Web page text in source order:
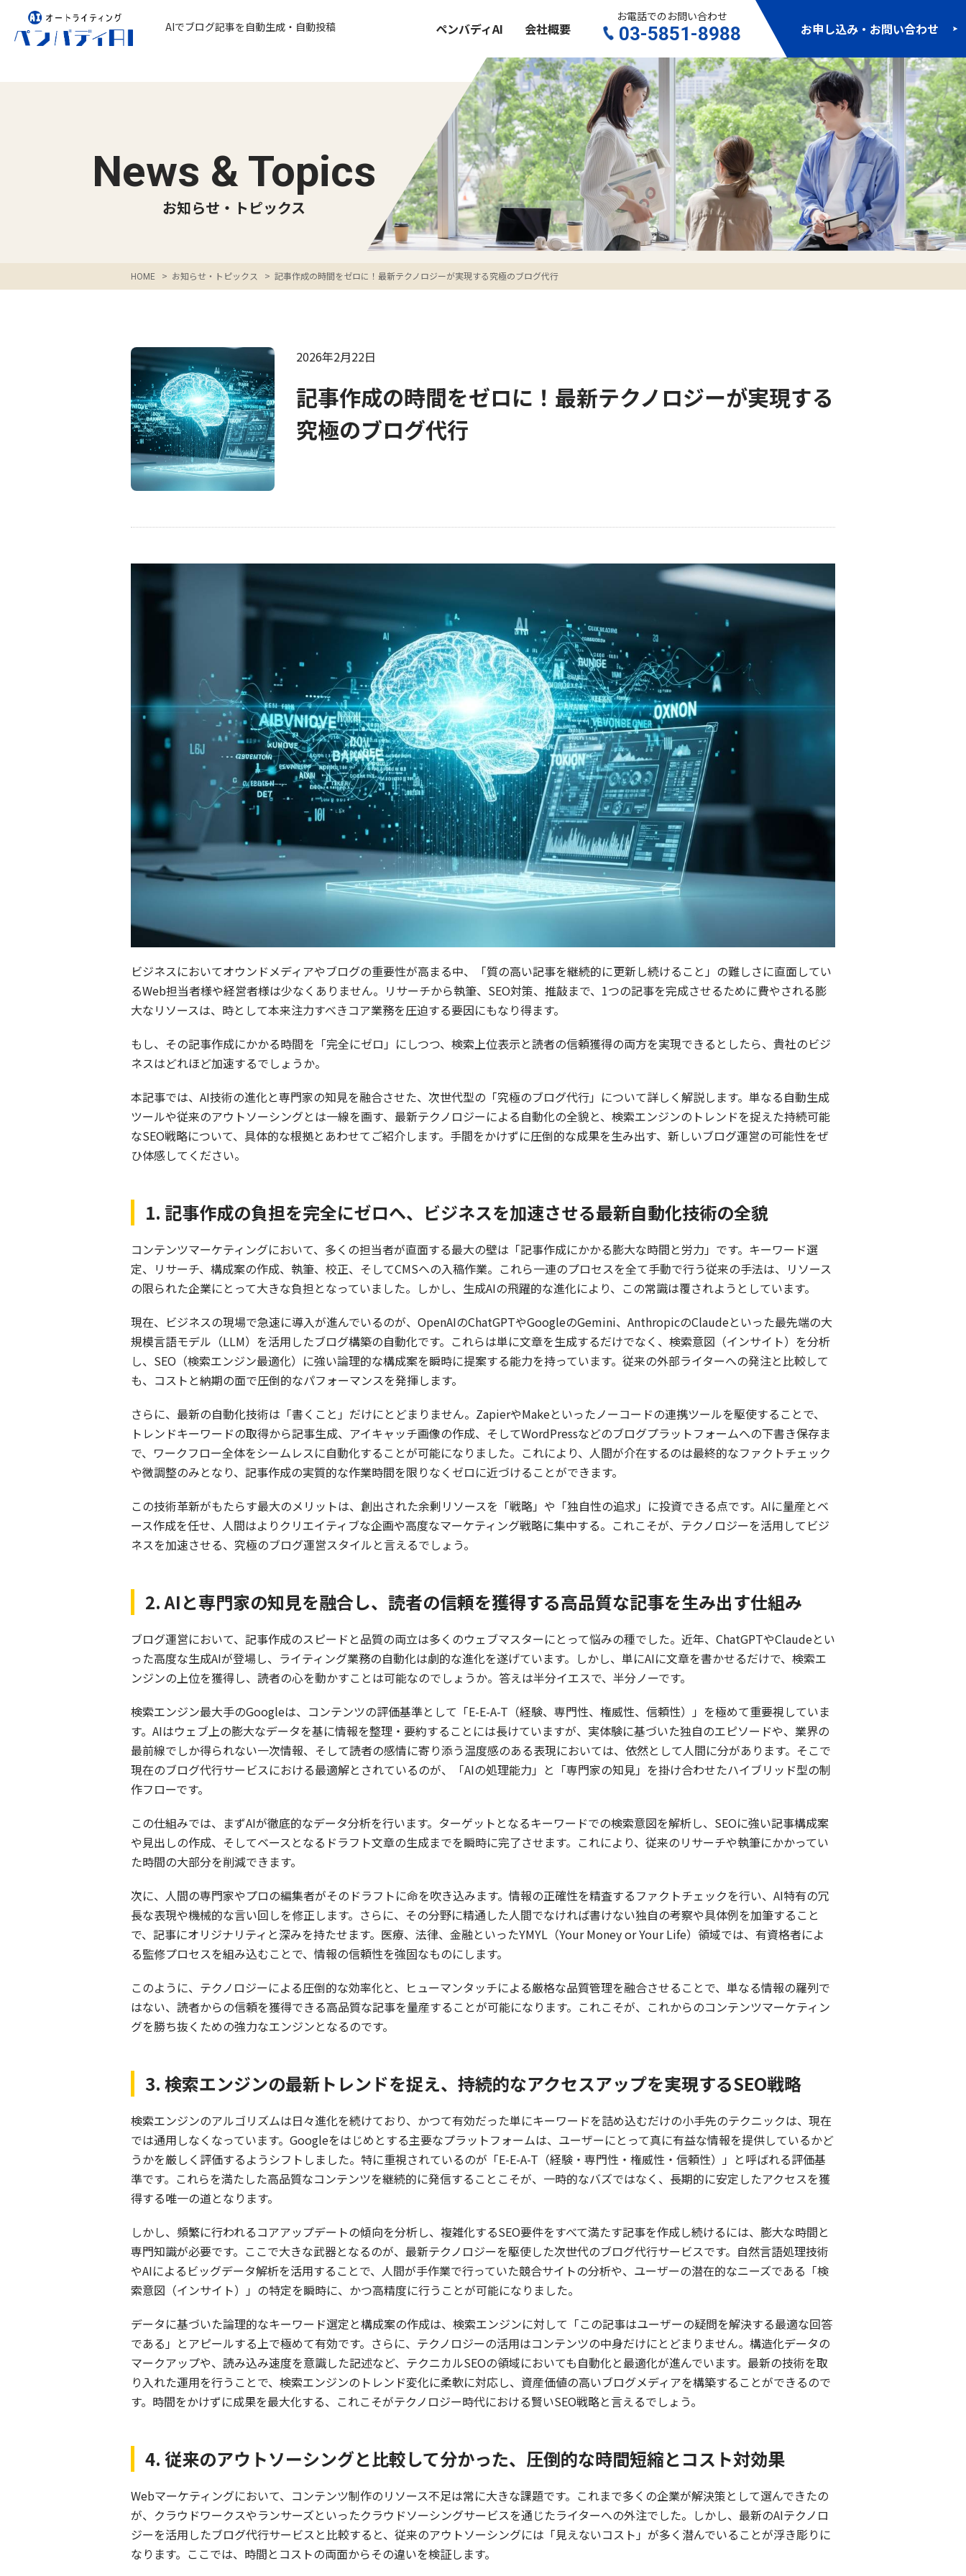
AIでブログ記事を自動生成・自動投稿 ペンバディAI 会社概要
お電話でのお問い合わせ
03-5851-8988 お申し込み・お問い合わせ
News & Topics
お知らせ・トピックス
HOME > お知らせ・トピックス > 記事作成の時間をゼロに！最新テクノロジーが実現する究極のブログ代行
2026年2月22日
記事作成の時間をゼロに！最新テクノロジーが実現する
究極のブログ代行
ビジネスにおいてオウンドメディアやブログの重要性が高まる中、「質の高い記事を継続的に更新し続けること」の難しさに直面してい
るWeb担当者様や経営者様は少なくありません。リサーチから執筆、SEO対策、推敲まで、1つの記事を完成させるために費やされる膨
大なリソースは、時として本来注力すべきコア業務を圧迫する要因にもなり得ます。
もし、その記事作成にかかる時間を「完全にゼロ」にしつつ、検索上位表示と読者の信頼獲得の両方を実現できるとしたら、貴社のビジ
ネスはどれほど加速するでしょうか。
本記事では、AI技術の進化と専門家の知見を融合させた、次世代型の「究極のブログ代行」について詳しく解説します。単なる自動生成
ツールや従来のアウトソーシングとは一線を画す、最新テクノロジーによる自動化の全貌と、検索エンジンのトレンドを捉えた持続可能
なSEO戦略について、具体的な根拠とあわせてご紹介します。手間をかけずに圧倒的な成果を生み出す、新しいブログ運営の可能性をぜ
ひ体感してください。
1. 記事作成の負担を完全にゼロへ、ビジネスを加速させる最新自動化技術の全貌
コンテンツマーケティングにおいて、多くの担当者が直面する最大の壁は「記事作成にかかる膨大な時間と労力」です。キーワード選
定、リサーチ、構成案の作成、執筆、校正、そしてCMSへの入稿作業。これら一連のプロセスを全て手動で行う従来の手法は、リソース
の限られた企業にとって大きな負担となっていました。しかし、生成AIの飛躍的な進化により、この常識は覆されようとしています。
現在、ビジネスの現場で急速に導入が進んでいるのが、OpenAIのChatGPTやGoogleのGemini、AnthropicのClaudeといった最先端の大
規模言語モデル（LLM）を活用したブログ構築の自動化です。これらは単に文章を生成するだけでなく、検索意図（インサイト）を分析
し、SEO（検索エンジン最適化）に強い論理的な構成案を瞬時に提案する能力を持っています。従来の外部ライターへの発注と比較して
も、コストと納期の面で圧倒的なパフォーマンスを発揮します。
さらに、最新の自動化技術は「書くこと」だけにとどまりません。ZapierやMakeといったノーコードの連携ツールを駆使することで、
トレンドキーワードの取得から記事生成、アイキャッチ画像の作成、そしてWordPressなどのブログプラットフォームへの下書き保存ま
で、ワークフロー全体をシームレスに自動化することが可能になりました。これにより、人間が介在するのは最終的なファクトチェック
や微調整のみとなり、記事作成の実質的な作業時間を限りなくゼロに近づけることができます。
この技術革新がもたらす最大のメリットは、創出された余剰リソースを「戦略」や「独自性の追求」に投資できる点です。AIに量産とベ
ース作成を任せ、人間はよりクリエイティブな企画や高度なマーケティング戦略に集中する。これこそが、テクノロジーを活用してビジ
ネスを加速させる、究極のブログ運営スタイルと言えるでしょう。
2. AIと専門家の知見を融合し、読者の信頼を獲得する高品質な記事を生み出す仕組み
ブログ運営において、記事作成のスピードと品質の両立は多くのウェブマスターにとって悩みの種でした。近年、ChatGPTやClaudeとい
った高度な生成AIが登場し、ライティング業務の自動化は劇的な進化を遂げています。しかし、単にAIに文章を書かせるだけで、検索エ
ンジンの上位を獲得し、読者の心を動かすことは可能なのでしょうか。答えは半分イエスで、半分ノーです。
検索エンジン最大手のGoogleは、コンテンツの評価基準として「E-E-A-T（経験、専門性、権威性、信頼性）」を極めて重要視していま
す。AIはウェブ上の膨大なデータを基に情報を整理・要約することには長けていますが、実体験に基づいた独自のエピソードや、業界の
最前線でしか得られない一次情報、そして読者の感情に寄り添う温度感のある表現においては、依然として人間に分があります。そこで
現在のブログ代行サービスにおける最適解とされているのが、「AIの処理能力」と「専門家の知見」を掛け合わせたハイブリッド型の制
作フローです。
この仕組みでは、まずAIが徹底的なデータ分析を行います。ターゲットとなるキーワードでの検索意図を解析し、SEOに強い記事構成案
や見出しの作成、そしてベースとなるドラフト文章の生成までを瞬時に完了させます。これにより、従来のリサーチや執筆にかかってい
た時間の大部分を削減できます。
次に、人間の専門家やプロの編集者がそのドラフトに命を吹き込みます。情報の正確性を精査するファクトチェックを行い、AI特有の冗
長な表現や機械的な言い回しを修正します。さらに、その分野に精通した人間でなければ書けない独自の考察や具体例を加筆すること
で、記事にオリジナリティと深みを持たせます。医療、法律、金融といったYMYL（Your Money or Your Life）領域では、有資格者によ
る監修プロセスを組み込むことで、情報の信頼性を強固なものにします。
このように、テクノロジーによる圧倒的な効率化と、ヒューマンタッチによる厳格な品質管理を融合させることで、単なる情報の羅列で
はない、読者からの信頼を獲得できる高品質な記事を量産することが可能になります。これこそが、これからのコンテンツマーケティン
グを勝ち抜くための強力なエンジンとなるのです。
3. 検索エンジンの最新トレンドを捉え、持続的なアクセスアップを実現するSEO戦略
検索エンジンのアルゴリズムは日々進化を続けており、かつて有効だった単にキーワードを詰め込むだけの小手先のテクニックは、現在
では通用しなくなっています。Googleをはじめとする主要なプラットフォームは、ユーザーにとって真に有益な情報を提供しているかど
うかを厳しく評価するようシフトしました。特に重視されているのが「E-E-A-T（経験・専門性・権威性・信頼性）」と呼ばれる評価基
準です。これらを満たした高品質なコンテンツを継続的に発信することこそが、一時的なバズではなく、長期的に安定したアクセスを獲
得する唯一の道となります。
しかし、頻繁に行われるコアアップデートの傾向を分析し、複雑化するSEO要件をすべて満たす記事を作成し続けるには、膨大な時間と
専門知識が必要です。ここで大きな武器となるのが、最新テクノロジーを駆使した次世代のブログ代行サービスです。自然言語処理技術
やAIによるビッグデータ解析を活用することで、人間が手作業で行っていた競合サイトの分析や、ユーザーの潜在的なニーズである「検
索意図（インサイト）」の特定を瞬時に、かつ高精度に行うことが可能になりました。
データに基づいた論理的なキーワード選定と構成案の作成は、検索エンジンに対して「この記事はユーザーの疑問を解決する最適な回答
である」とアピールする上で極めて有効です。さらに、テクノロジーの活用はコンテンツの中身だけにとどまりません。構造化データの
マークアップや、読み込み速度を意識した記述など、テクニカルSEOの領域においても自動化と最適化が進んでいます。最新の技術を取
り入れた運用を行うことで、検索エンジンのトレンド変化に柔軟に対応し、資産価値の高いブログメディアを構築することができるので
す。時間をかけずに成果を最大化する、これこそがテクノロジー時代における賢いSEO戦略と言えるでしょう。
4. 従来のアウトソーシングと比較して分かった、圧倒的な時間短縮とコスト対効果
Webマーケティングにおいて、コンテンツ制作のリソース不足は常に大きな課題です。これまで多くの企業が解決策として選んできたの
が、クラウドワークスやランサーズといったクラウドソーシングサービスを通じたライターへの外注でした。しかし、最新のAIテクノロ
ジーを活用したブログ代行サービスと比較すると、従来のアウトソーシングには「見えないコスト」が多く潜んでいることが浮き彫りに
なります。ここでは、時間とコストの両面からその違いを検証します。